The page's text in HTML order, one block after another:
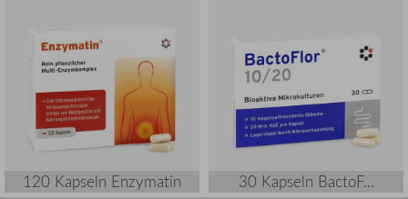
120 Kapseln Enzymatin 30 Kapseln BactoF...